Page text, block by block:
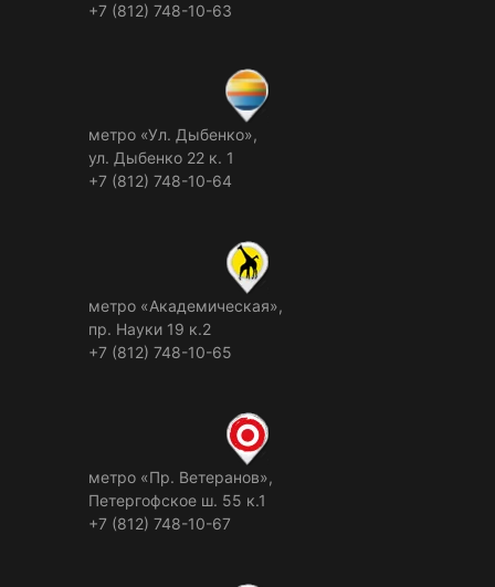
+7 (812) 748-10-63
метро «Ул. Дыбенко»,
ул. Дыбенко 22 к. 1
+7 (812) 748-10-64
метро «Академическая»,
пр. Науки 19 к.2
+7 (812) 748-10-65
метро «Пр. Ветеранов»,
Петергофское ш. 55 к.1
+7 (812) 748-10-67